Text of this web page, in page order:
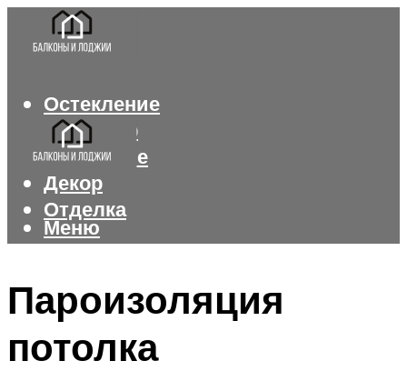
Остекление
Интерьер
Утепление
Декор
Отделка
Меню
Пароизоляция
потолка